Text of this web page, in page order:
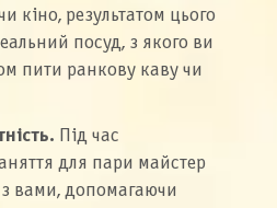
кіно, результатом цього
посуд, з якого ви
пити ранкову каву чи
Під час
для пари майстер
вами, допомагаючи